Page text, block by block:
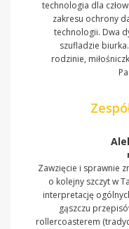
technologia dla
zakresu ochrony
technologii. Dwa
szufladzie
rodzinie,
Zawzięcie i sprawnie
o kolejny szczyt w
interpretację
gąszczu
rollercoasterem